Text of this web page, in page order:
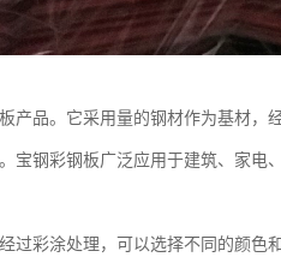
产品。它采用量的钢材作为基材，
宝钢彩钢板广泛应用于建筑、家电
过彩涂处理，可以选择不同的颜色